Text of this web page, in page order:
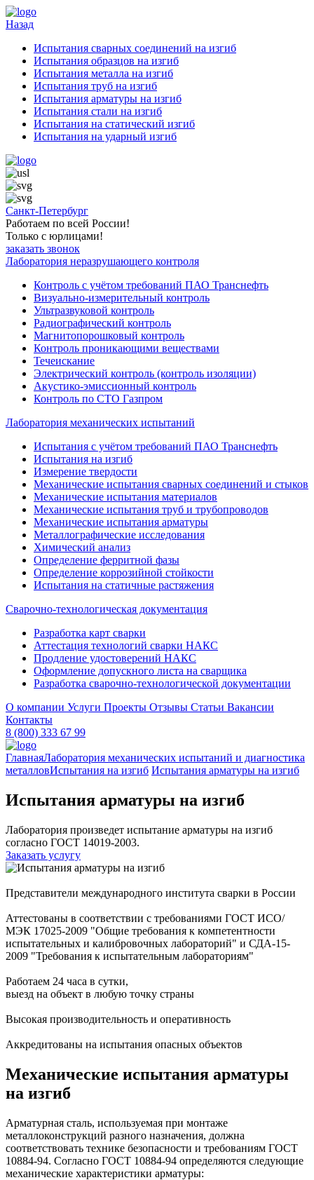
Назад
Испытания сварных соединений на изгиб
Испытания образцов на изгиб
Испытания металла на изгиб
Испытания труб на изгиб
Испытания арматуры на изгиб
Испытания стали на изгиб
Испытания на статический изгиб
Испытания на ударный изгиб
Санкт-Петербург
Работаем по всей России!
Только с юрлицами!
заказать звонок
Лаборатория неразрушающего контроля
Контроль с учётом требований ПАО Транснефть
Визуально-измерительный контроль
Ультразвуковой контроль
Радиографический контроль
Магнитопорошковый контроль
Контроль проникающими веществами
Течеискание
Электрический контроль (контроль изоляции)
Акустико-эмиссионный контроль
Контроль по СТО Газпром
Лаборатория механических испытаний
Испытания с учётом требований ПАО Транснефть
Испытания на изгиб
Измерение твердости
Механические испытания сварных соединений и стыков
Механические испытания материалов
Механические испытания труб и трубопроводов
Механические испытания арматуры
Металлографические исследования
Химический анализ
Определение ферритной фазы
Определение коррозийной стойкости
Испытания на статичные растяжения
Сварочно-технологическая документация
Разработка карт сварки
Аттестация технологий сварки НАКС
Продление удостоверений НАКС
Оформление допускного листа на сварщика
Разработка сварочно-технологической документации
О компании Услуги Проекты Отзывы Статьи Вакансии
Контакты
8 (800) 333 67 99
ГлавнаяЛаборатория механических испытаний и диагностика
металловИспытания на изгиб Испытания арматуры на изгиб
Испытания арматуры на изгиб
Лаборатория произведет испытание арматуры на изгиб
согласно ГОСТ 14019-2003.
Заказать услугу
Представители международного института сварки в России
Аттестованы в соответствии с требованиями ГОСТ ИСО/
МЭК 17025-2009 "Общие требования к компетентности
испытательных и калибровочных лабораторий" и СДА-15-
2009 "Требования к испытательным лабораториям"
Работаем 24 часа в сутки,
выезд на объект в любую точку страны
Высокая производительность и оперативность
Аккредитованы на испытания опасных объектов
Механические испытания арматуры
на изгиб
Арматурная сталь, используемая при монтаже
металлоконструкций разного назначения, должна
соответствовать технике безопасности и требованиям ГОСТ
10884-94. Согласно ГОСТ 10884-94 определяются следующие
механические характеристики арматуры: